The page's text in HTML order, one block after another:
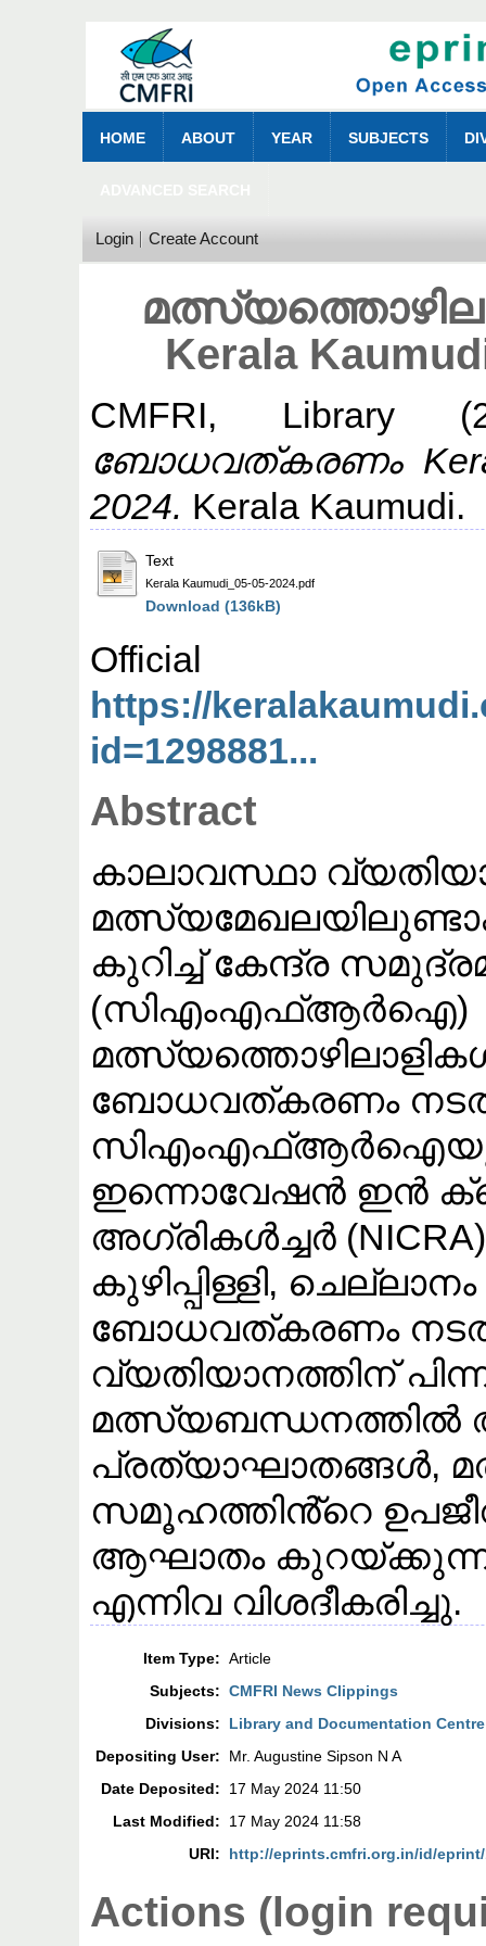
HOME ABOUT YEAR SUBJECTS
Login Create Account
Kerala
CMFRI, Library
ബോധവത്കരണം
2024. Kerala Kaumudi.
Text
Kerala Kaumudi_05-05-2024.pdf
Download (136kB)
https://
id=1298881...
Abstract
കാലാവസ്ഥാ
കുറിച്ച് കേന്ദ്ര
(സിഎംഎഫ്ആർഐ)
ബോധവത്കരണം
ഇന്നൊവേഷൻ ഇൻ
അഗ്രികൾച്ചർ
കുഴിപ്പിള്ളി,
ബോധവത്കരണം
വ്യതിയാനത്തിന്
മത്സ്യബന്ധനത്തിൽ
പ്രത്യാഘാതങ്ങൾ,
സമൂഹത്തിൻ്റെ
ആഘാതം
എന്നിവ വിശദീകരിച്ചു.
Item Type: Article
Subjects: CMFRI News Clippings
Divisions:
Library and Documentation Centre
Depositing User:
Mr. Augustine Sipson N A
Date Deposited:
17 May 2024 11:50
Last Modified:
17 May 2024 11:58
URI:
http://eprints.cmfri.org.in/id/eprint/
Actions (login